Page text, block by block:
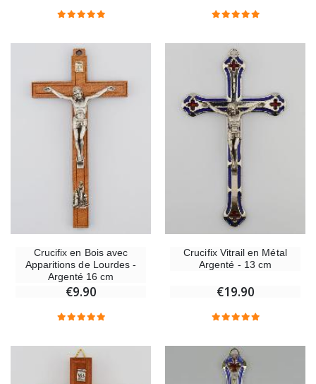
Crucifix en Bois avec
Apparitions de Lourdes -
Argenté 16 cm
€9.90
Crucifix Vitrail en Métal
Argenté - 13 cm
€19.90
€23.00